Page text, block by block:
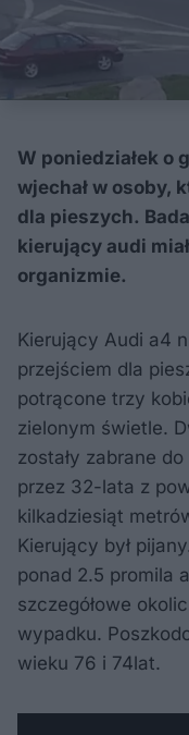
W poniedziałek o
wjechał w osoby,
dla pieszych.
kierujący audi
organizmie.
Kierujący Audi a4
przejściem dla
potrącone trzy
zielonym świetle.
zostały zabrane
przez 32-lata z
kilkadziesiąt
Kierujący był
ponad 2.5 promila
szczegółowe
wypadku.
wieku 76 i 74lat.